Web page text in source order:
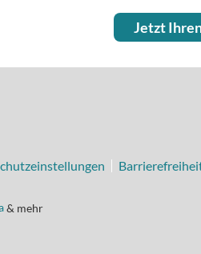
Jetzt
& mehr